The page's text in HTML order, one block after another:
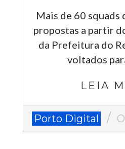
Mais de 60 squads
propostas a partir
da Prefeitura do
voltados
LEIA
2026-
06-
Porto Digital